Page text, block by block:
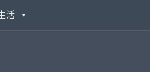
活